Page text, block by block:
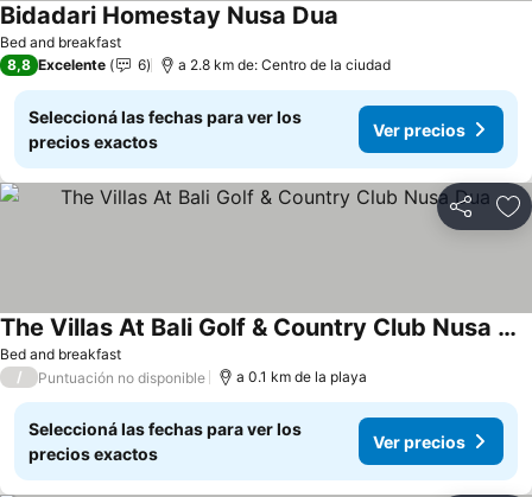
Bed and breakfast
Bidadari Homestay Nusa Dua
8,8 Excelente 6 a 2.8 km de: Centro de la ciudad
Seleccioná las fechas para ver los
precios exactos
Ver precios
Compartir
Bed and breakfast
The Villas At Bali Golf & Country Club Nusa Dua
/ Puntuación no disponible a 0.1 km de la playa
Seleccioná las fechas para ver los
precios exactos
Ver precios